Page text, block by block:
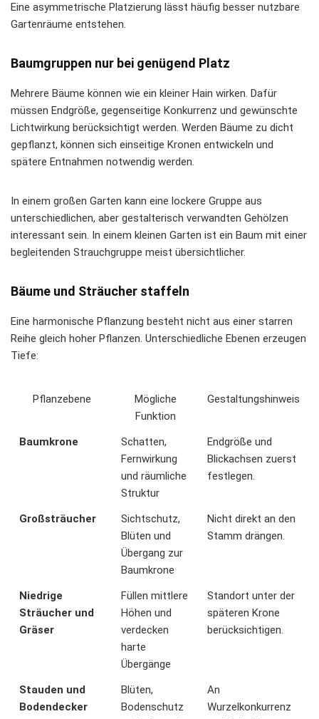
Eine asymmetrische Platzierung lässt häufig besser nutzbare
Gartenräume entstehen.
Baumgruppen nur bei genügend Platz
Mehrere Bäume können wie ein kleiner Hain wirken. Dafür
müssen Endgröße, gegenseitige Konkurrenz und gewünschte
Lichtwirkung berücksichtigt werden. Werden Bäume zu dicht
gepflanzt, können sich einseitige Kronen entwickeln und
spätere Entnahmen notwendig werden.
In einem großen Garten kann eine lockere Gruppe aus
unterschiedlichen, aber gestalterisch verwandten Gehölzen
interessant sein. In einem kleinen Garten ist ein Baum mit einer
begleitenden Strauchgruppe meist übersichtlicher.
Bäume und Sträucher staffeln
Eine harmonische Pflanzung besteht nicht aus einer starren
Reihe gleich hoher Pflanzen. Unterschiedliche Ebenen erzeugen
Tiefe:
Pflanzebene
Mögliche
Funktion
Gestaltungshinweis
Baumkrone
Schatten,
Fernwirkung
und räumliche
Struktur
Endgröße und
Blickachsen zuerst
festlegen.
Großsträucher
Sichtschutz,
Blüten und
Übergang zur
Baumkrone
Nicht direkt an den
Stamm drängen.
Niedrige
Sträucher und
Gräser
Füllen mittlere
Höhen und
verdecken
harte
Übergänge
Standort unter der
späteren Krone
berücksichtigen.
Stauden und
Bodendecker
Blüten,
Bodenschutz
An
Wurzelkonkurrenz